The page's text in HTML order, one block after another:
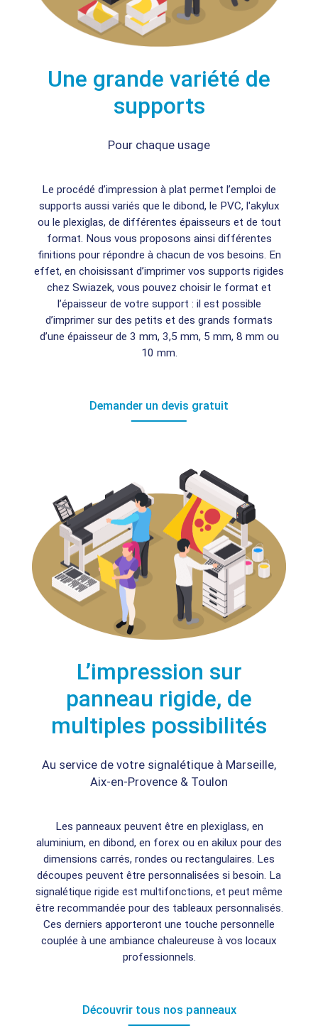
Une grande variété de
supports
Pour chaque usage
Le procédé d’impression à plat permet l’emploi de
supports aussi variés que le dibond, le PVC, l'akylux
ou le plexiglas, de différentes épaisseurs et de tout
format. Nous vous proposons ainsi différentes
finitions pour répondre à chacun de vos besoins. En
effet, en choisissant d’imprimer vos supports rigides
chez Swiazek, vous pouvez choisir le format et
l’épaisseur de votre support : il est possible
d’imprimer sur des petits et des grands formats
d’une épaisseur de 3 mm, 3,5 mm, 5 mm, 8 mm ou
10 mm.
Demander un devis gratuit
L’impression sur
panneau rigide, de
multiples possibilités
Au service de votre signalétique à Marseille,
Aix-en-Provence & Toulon
Les panneaux peuvent être en plexiglass, en
aluminium, en dibond, en forex ou en akilux pour des
dimensions carrés, rondes ou rectangulaires. Les
découpes peuvent être personnalisées si besoin. La
signalétique rigide est multifonctions, et peut même
être recommandée pour des tableaux personnalisés.
Ces derniers apporteront une touche personnelle
couplée à une ambiance chaleureuse à vos locaux
professionnels.
Découvrir tous nos panneaux